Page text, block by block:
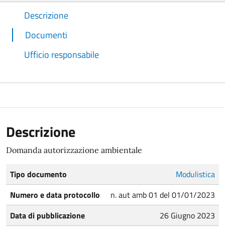
Descrizione
Documenti
Ufficio responsabile
Descrizione
Domanda autorizzazione ambientale
Tipo documento
Modulistica
Numero e data protocollo
n. aut amb 01 del 01/01/2023
Data di pubblicazione
26 Giugno 2023